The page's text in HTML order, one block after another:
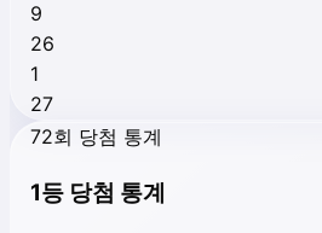
9
26
1
27
72회 당첨 통계
1등 당첨 통계